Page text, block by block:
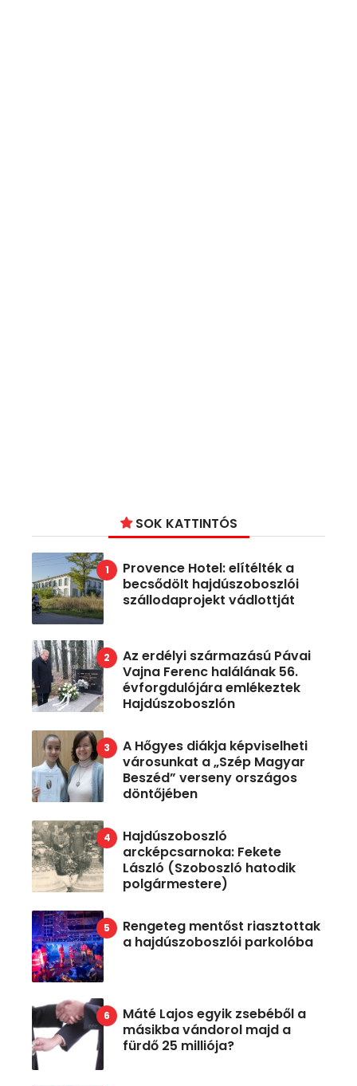
SOK KATTINTÓS
Provence Hotel: elítélték a
becsődölt hajdúszoboszlói
szállodaprojekt vádlottját
Az erdélyi származású Pávai
Vajna Ferenc halálának 56.
évforgdulójára emlékeztek
Hajdúszoboszlón
A Hőgyes diákja képviselheti
városunkat a „Szép Magyar
Beszéd” verseny országos
döntőjében
Hajdúszoboszló
arcképcsarnoka: Fekete
László (Szoboszló hatodik
polgármestere)
Rengeteg mentőst riasztottak
a hajdúszoboszlói parkolóba
Máté Lajos egyik zsebéből a
másikba vándorol majd a
fürdő 25 milliója?